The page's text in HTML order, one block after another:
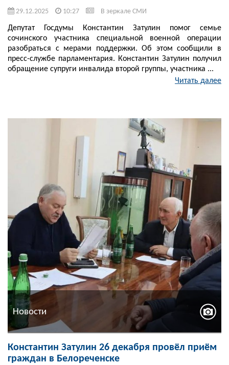
29.12.2025 10:27 В зеркале СМИ
Депутат Госдумы Константин Затулин помог семье
сочинского участника специальной военной операции
разобраться с мерами поддержки. Об этом сообщили в
пресс-службе парламентария. Константин Затулин получил
обращение супруги инвалида второй группы, участника ...
Читать далее
Новости
Константин Затулин 26 декабря провёл приём
граждан в Белореченске